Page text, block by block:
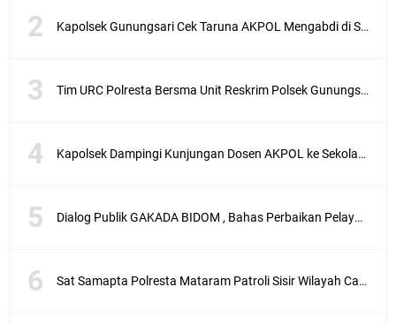
Kapolsek Gunungsari Cek Taruna AKPOL Mengabdi di SRD 4
Tim URC Polresta Bersma Unit Reskrim Polsek Gunungsari Tangkap Pelaku Curanmor
Kapolsek Dampingi Kunjungan Dosen AKPOL ke Sekolah Rakyat Gunungsari
Dialog Publik GAKADA BIDOM , Bahas Perbaikan Pelayanan Medis di NTB
Sat Samapta Polresta Mataram Patroli Sisir Wilayah Cakranegara